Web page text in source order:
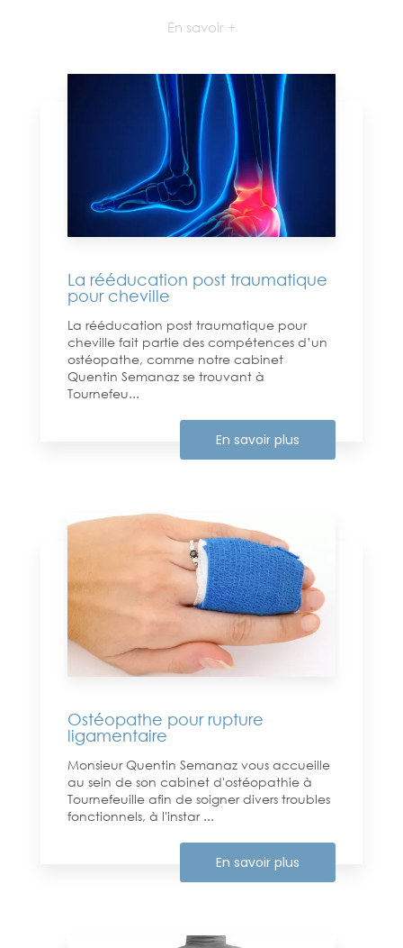
En savoir +
La rééducation post traumatique
pour cheville
La rééducation post traumatique pour
cheville fait partie des compétences d’un
ostéopathe, comme notre cabinet
Quentin Semanaz se trouvant à
Tournefeu...
En savoir plus
Ostéopathe pour rupture
ligamentaire
Monsieur Quentin Semanaz vous accueille
au sein de son cabinet d'ostéopathie à
Tournefeuille afin de soigner divers troubles
fonctionnels, à l'instar ...
En savoir plus